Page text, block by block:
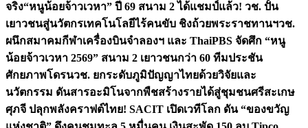
จริง“หนูน้อยจ้าวเวหา” ปี 69 สนาม 2 ได้แชมป์แล้ว! วช. ปั้น
เยาวชนสู่นวัตกรเทคโนโลยีไร้คนขับ ชิงถ้วยพระราชทานฯวช.
ผนึกสมาคมกีฬาเครื่องบินจำลองฯ และ ThaiPBS จัดศึก “หนู
น้อยจ้าวเวหา 2569” สนาม 2 เยาวชนกว่า 60 ทีมประชัน
ศักยภาพโดรนวช. ยกระดับภูมิปัญญาไทยด้วยวิจัยและ
นวัตกรรม ดันสารอะมิโนจากพืชสร้างรายได้สู่ชุมชนศรีสะเกษ
ศุภจี ปลุกพลังคราฟต์ไทย! SACIT เปิดเวทีโลก ดัน “ของขวัญ